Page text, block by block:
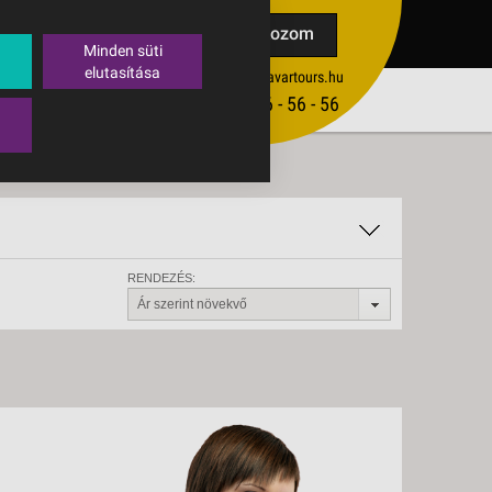
Feliratkozom
ertekesites@budavartours.hu
(+36­ 1) 3 - 56 - 56 - 56
TIPPEK
RENDEZÉS:
Ár szerint növekvő
Minden süti
elutasítása